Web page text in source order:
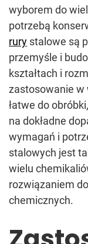
wyborem do
potrzebą
rury stalowe są
przemyśle i
kształtach i
zastosowanie w
łatwe do
na dokładne
wymagań i
stalowych jest
wielu
rozwiązaniem
chemicznych.